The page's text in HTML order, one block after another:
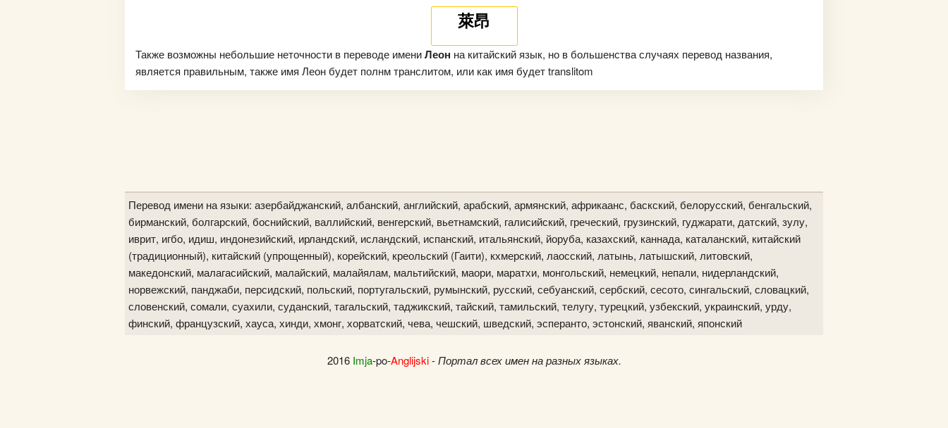
萊昂
Также возможны небольшие неточности в переводе имениЛеон на китайский язык, но в большенства случаях перевод названия,
является правильным, также имя Леон будет полнм транслитом, или как имя будет translitom
Перевод имени на языки: азербайджанский, албанский, английский, арабский, армянский, африкаанс, баскский, белорусский, бенгальский,
бирманский, болгарский, боснийский, валлийский, венгерский, вьетнамский, галисийский, греческий, грузинский, гуджарати, датский, зулу,
иврит, игбо, идиш, индонезийский, ирландский, исландский, испанский, итальянский, йоруба, казахский, каннада, каталанский, китайский
(традиционный), китайский (упрощенный), корейский, креольский (Гаити), кхмерский, лаосский, латынь, латышский, литовский,
македонский, малагасийский, малайский, малайялам, мальтийский, маори, маратхи, монгольский, немецкий, непали, нидерландский,
норвежский, панджаби, персидский, польский, португальский, румынский, русский, себуанский, сербский, сесото, сингальский, словацкий,
словенский, сомали, суахили, суданский, тагальский, таджикский, тайский, тамильский, телугу, турецкий, узбекский, украинский, урду,
финский, французский, хауса, хинди, хмонг, хорватский, чева, чешский, шведский, эсперанто, эстонский, яванский, японский
2016 Imja-po-Anglijski-Портал всех имен на разных языках.